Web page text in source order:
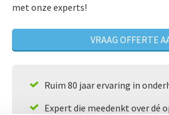
met onze experts!
VRAAG OFFERTE
Ruim 80 jaar ervaring in
Expert die meedenkt over dé